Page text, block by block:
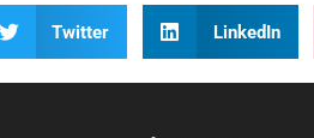
Twitter LinkedIn